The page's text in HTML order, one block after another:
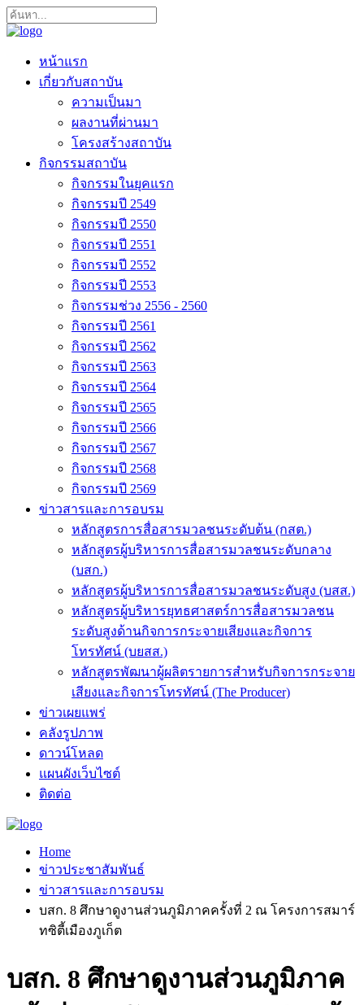
หน้าแรก
เกี่ยวกับสถาบัน
ความเป็นมา
ผลงานที่ผ่านมา
โครงสร้างสถาบัน
กิจกรรมสถาบัน
กิจกรรมในยุคแรก
กิจกรรมปี 2549
กิจกรรมปี 2550
กิจกรรมปี 2551
กิจกรรมปี 2552
กิจกรรมปี 2553
กิจกรรมช่วง 2556 - 2560
กิจกรรมปี 2561
กิจกรรมปี 2562
กิจกรรมปี 2563
กิจกรรมปี 2564
กิจกรรมปี 2565
กิจกรรมปี 2566
กิจกรรมปี 2567
กิจกรรมปี 2568
กิจกรรมปี 2569
ข่าวสารและการอบรม
หลักสูตรการสื่อสารมวลชนระดับต้น (กสต.)
หลักสูตรผู้บริหารการสื่อสารมวลชนระดับกลาง
(บสก.)
หลักสูตรผู้บริหารการสื่อสารมวลชนระดับสูง (บสส.)
หลักสูตรผู้บริหารยุทธศาสตร์การสื่อสารมวลชน
ระดับสูงด้านกิจการกระจายเสียงและกิจการ
โทรทัศน์ (บยสส.)
หลักสูตรพัฒนาผู้ผลิตรายการสำหรับกิจการกระจาย
เสียงและกิจการโทรทัศน์ (The Producer)
ข่าวเผยแพร่
คลังรูปภาพ
ดาวน์โหลด
แผนผังเว็บไซต์
ติดต่อ
Home
ข่าวประชาสัมพันธ์
ข่าวสารและการอบรม
บสก. 8 ศึกษาดูงานส่วนภูมิภาคครั้งที่ 2 ณ โครงการสมาร์
ทซิตี้เมืองภูเก็ต
บสก. 8 ศึกษาดูงานส่วนภูมิภาค